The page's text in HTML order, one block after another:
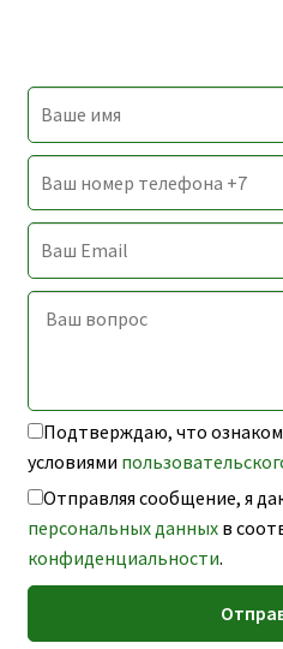
Подтверждаю, что
условиями
Отправляя сообщение, я
персональных данныхв
конфиденциальности.